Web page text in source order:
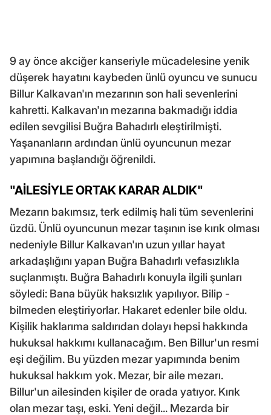
9 ay önce akciğer kanseriyle mücadelesine yenik
düşerek hayatını kaybeden ünlü oyuncu ve sunucu
Billur Kalkavan'ın mezarının son hali sevenlerini
kahretti. Kalkavan'ın mezarına bakmadığı iddia
edilen sevgilisi Buğra Bahadırlı eleştirilmişti.
Yaşananların ardından ünlü oyuncunun mezar
yapımına başlandığı öğrenildi.
"AİLESİYLE ORTAK KARAR ALDIK"
Mezarın bakımsız, terk edilmiş hali tüm sevenlerini
üzdü. Ünlü oyuncunun mezar taşının ise kırık olması
nedeniyle Billur Kalkavan'ın uzun yıllar hayat
arkadaşlığını yapan Buğra Bahadırlı vefasızlıkla
suçlanmıştı. Buğra Bahadırlı konuyla ilgili şunları
söyledi: Bana büyük haksızlık yapılıyor. Bilip -
bilmeden eleştiriyorlar. Hakaret edenler bile oldu.
Kişilik haklarıma saldırıdan dolayı hepsi hakkında
hukuksal hakkımı kullanacağım. Ben Billur'un resmi
eşi değilim. Bu yüzden mezar yapımında benim
hukuksal hakkım yok. Mezar, bir aile mezarı.
Billur'un ailesinden kişiler de orada yatıyor. Kırık
olan mezar taşı, eski. Yeni değil... Mezarda bir